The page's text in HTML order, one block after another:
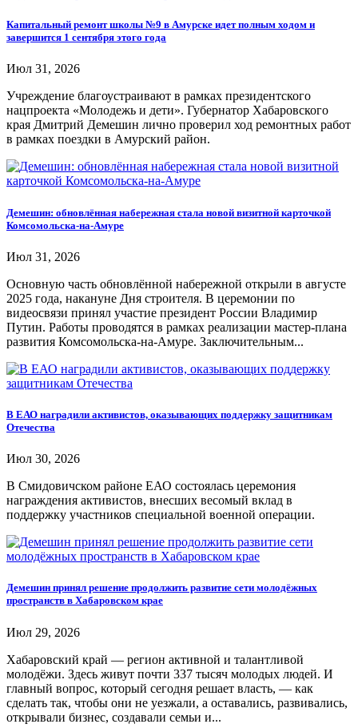
Капитальный ремонт школы №9 в Амурске идет полным ходом и
завершится 1 сентября этого года
Июл 31, 2026
Учреждение благоустраивают в рамках президентского
нацпроекта «Молодежь и дети». Губернатор Хабаровского
края Дмитрий Демешин лично проверил ход ремонтных работ
в рамках поездки в Амурский район.
Демешин: обновлённая набережная стала новой визитной карточкой
Комсомольска-на-Амуре
Июл 31, 2026
Основную часть обновлённой набережной открыли в августе
2025 года, накануне Дня строителя. В церемонии по
видеосвязи принял участие президент России Владимир
Путин. Работы проводятся в рамках реализации мастер-плана
развития Комсомольска-на-Амуре. Заключительным...
В ЕАО наградили активистов, оказывающих поддержку защитникам
Отечества
Июл 30, 2026
В Смидовичском районе ЕАО состоялась церемония
награждения активистов, внесших весомый вклад в
поддержку участников специальной военной операции.
Демешин принял решение продолжить развитие сети молодёжных
пространств в Хабаровском крае
Июл 29, 2026
Хабаровский край — регион активной и талантливой
молодёжи. Здесь живут почти 337 тысяч молодых людей. И
главный вопрос, который сегодня решает власть, — как
сделать так, чтобы они не уезжали, а оставались, развивались,
открывали бизнес, создавали семьи и...